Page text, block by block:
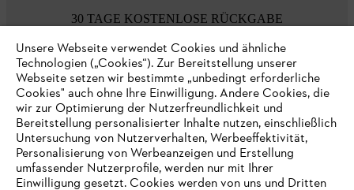
30 TAGE KOSTENLOSE RÜCKGABE
Zahlungsmöglichkeiten
Unsere Webseite verwendet Cookies und ähnliche
Technologien („Cookies“). Zur Bereitstellung unserer
Webseite setzen wir bestimmte „unbedingt erforderliche
Cookies" auch ohne Ihre Einwilligung. Andere Cookies, die
wir zur Optimierung der Nutzerfreundlichkeit und
Bereitstellung personalisierter Inhalte nutzen, einschließlich
Untersuchung von Nutzerverhalten, Werbeeffektivität,
Personalisierung von Werbeanzeigen und Erstellung
umfassender Nutzerprofile, werden nur mit Ihrer
Einwilligung gesetzt. Cookies werden von uns und Dritten